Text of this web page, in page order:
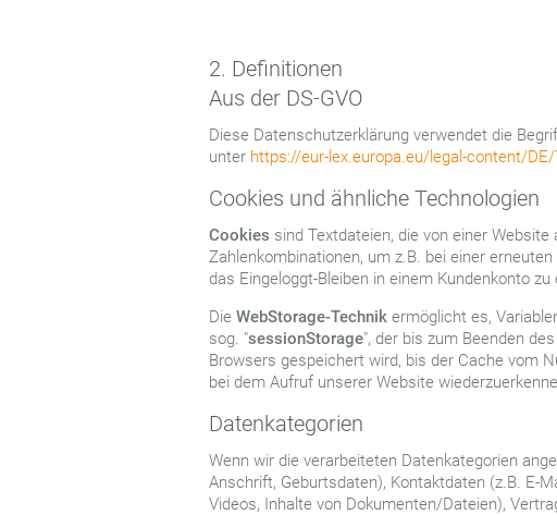
2. Definitionen
Aus der DS-GVO
Diese Datenschutzerklärung verwendet die
unter https://eur-lex.europa.eu/legal-content/
Cookies und ähnliche Technologien
Cookies sind Textdateien, die von einer
Zahlenkombinationen, um z.B. bei einer
das Eingeloggt-Bleiben in einem Kundenkonto
Die WebStorage-Technik ermöglicht es,
sog. "sessionStorage", der bis zum Beenden
Browsers gespeichert wird, bis der Cache vom
bei dem Aufruf unserer Website
Datenkategorien
Wenn wir die verarbeiteten Datenkategorien
Anschrift, Geburtsdaten), Kontaktdaten (z.B. E-
Videos, Inhalte von Dokumenten/Dateien),